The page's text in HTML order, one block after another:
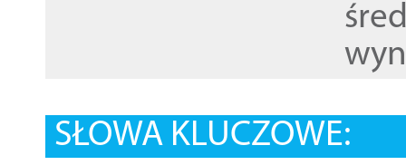
SŁOWA KLUCZOWE: